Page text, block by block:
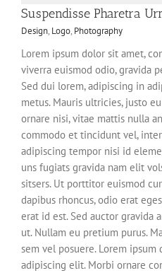
Suspendisse Pharetra
Design, Logo, Photography
Lorem ipsum dolor sit amet,
viverra euismod odio, gravida
Sed dui lorem, adipiscing in
metus. Mauris ultricies, justo
ornare nisi, vitae mattis nulla
commodo et tincidunt vel,
adipiscing tempor nisi id
uns fugiats gravida nam elit
sitsers. Ut porttitor euismod
dapibus rhoncus, odio erat
erat id est. Sed auctor gravida
ut. Nullam eu pretium purus.
sem vel posuere. Lorem
adipiscing elit. Morbi ornare